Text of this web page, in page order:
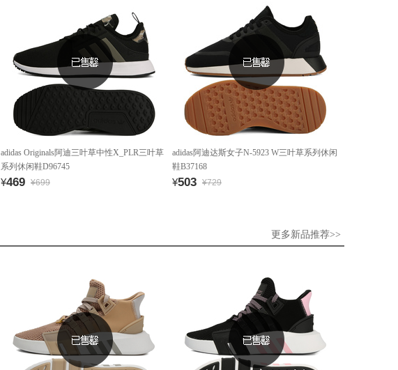
adidas Originals阿迪三叶草中性X_PLR三叶草
系列休闲鞋D96745
¥469 ¥699
adidas阿迪达斯女子N-5923 W三叶草系列休闲
鞋B37168
¥503 ¥729
更多新品推荐>>